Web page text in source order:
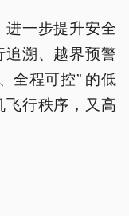
一步提升安全
溯、越界预警
全程可控” 的低
行秩序，又高